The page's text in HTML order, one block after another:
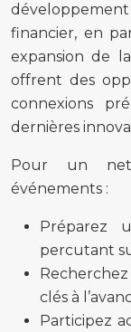
financier, en
expansion de
offrent des
connexions
dernières
Pour un
événements :
Préparez
percutant
clés à
Participez